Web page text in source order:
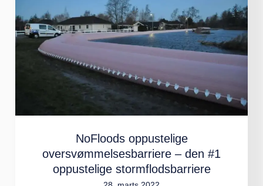
NoFloods oppustelige
oversvømmelsesbarriere – den #1
oppustelige stormflodsbarriere
oversvømmelsesbarriere
–
den
oppustelige
stormflodsbarriere